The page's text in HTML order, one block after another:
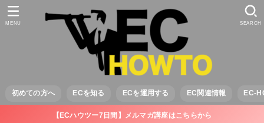
初めての方へ ECを知る ECを運用する EC関連情報 EC-
SEARCH
MENU
【ECハウツー7日間】メルマガ講座はこちらから